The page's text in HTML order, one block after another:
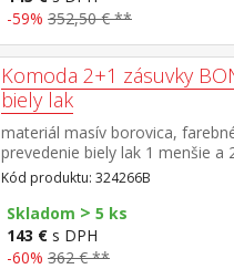
-59% 352,50 € **
Komoda 2+1 zásuvky
biely lak
materiál masív borovica,
prevedenie biely lak 1 menšie a
zásuvky s kovovými pojazdmi
Kód produktu: 324266B
Skladom > 5 ks
143 € s DPH
-60% 362 € **